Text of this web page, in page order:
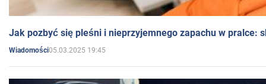
Jak pozbyć się pleśni i nieprzyjemnego zapachu w pralce:
Wiadomości05.03.2025 19:45